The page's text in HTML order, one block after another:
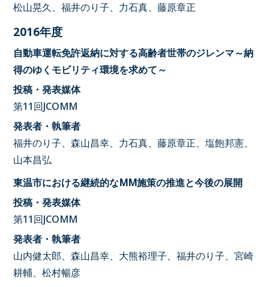
松山晃久、福井のり子、力石真、藤原章正
2016年度
自動車運転免許返納に対する高齢者世帯のジレンマ～納
得のゆくモビリティ環境を求めて～
投稿・発表媒体
第11回JCOMM
発表者・執筆者
福井のり子、森山昌幸、力石真、藤原章正、塩飽邦憲、
山本昌弘
東温市における継続的なMM施策の推進と今後の展開
投稿・発表媒体
第11回JCOMM
発表者・執筆者
山内健太郎、森山昌幸、大熊裕理子、福井のり子、宮崎
耕輔、松村暢彦